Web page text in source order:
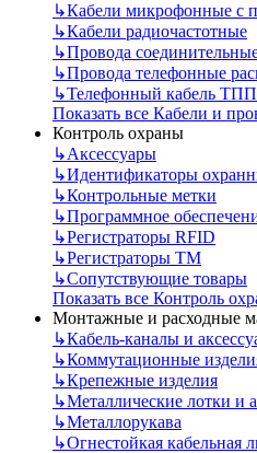
↳Кабели микрофонные с
↳Кабели радиочастотные
↳Провода
↳Провода телефонные
↳Телефонный кабель
Показать все Кабели и
Контроль охраны
↳Аксессуары
↳Идентификаторы
↳Контрольные метки
↳Программное
↳Регистраторы RFID
↳Регистраторы ТМ
↳Сопутствующие товары
Показать все Контроль
Монтажные и расходные
↳Кабель-каналы и
↳Коммутационные
↳Крепежные изделия
↳Металлические лотки и
↳Металлорукава
↳Огнестойкая кабельная